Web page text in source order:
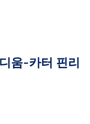
움-카터 핀리